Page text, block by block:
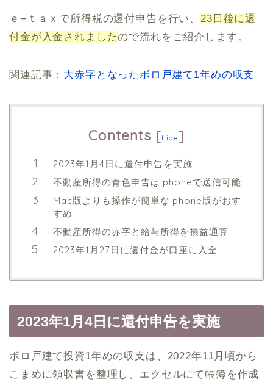
ｅ−ｔａｘで所得税の還付申告を行い、 23日後に還
付金が入金されましたので流れをご紹介します。
関連記事： 大赤字となったボロ戸建て1年めの収支
Contents [hide ]
2023年1月4日に還付申告を実施
不動産所得の青色申告はiphoneで送信可能
Mac版よりも操作が簡単なiphone版がおす
すめ
不動産所得の赤字と給与所得を損益通算
2023年1月27日に還付金が口座に入金
2023年1月4日に還付申告を実施
ボロ戸建て投資1年めの収支は、2022年11月頃から
こまめに領収書を整理し、エクセルにて帳簿を作成